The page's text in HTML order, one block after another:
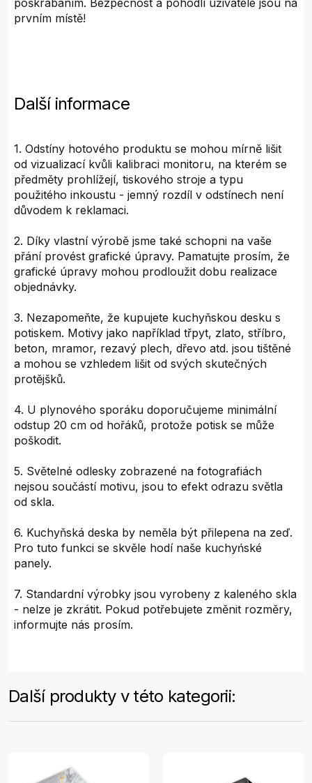
poškrábáním. Bezpečnost a pohodlí uživatele jsou na
prvním místě!
Další informace
1. Odstíny hotového produktu se mohou mírně lišit
od vizualizací kvůli kalibraci monitoru, na kterém se
předměty prohlížejí, tiskového stroje a typu
použitého inkoustu - jemný rozdíl v odstínech není
důvodem k reklamaci.
2. Díky vlastní výrobě jsme také schopni na vaše
přání provést grafické úpravy. Pamatujte prosím, že
grafické úpravy mohou prodloužit dobu realizace
objednávky.
3. Nezapomeňte, že kupujete kuchyňskou desku s
potiskem. Motivy jako například třpyt, zlato, stříbro,
beton, mramor, rezavý plech, dřevo atd. jsou tištěné
a mohou se vzhledem lišit od svých skutečných
protějšků.
4. U plynového sporáku doporučujeme minimální
odstup 20 cm od hořáků, protože potisk se může
poškodit.
5. Světelné odlesky zobrazené na fotografiách
nejsou součástí motivu, jsou to efekt odrazu světla
od skla.
6. Kuchyňská deska by neměla být přilepena na zeď.
Pro tuto funkci se skvěle hodí naše kuchyńské
panely.
7. Standardní výrobky jsou vyrobeny z kaleného skla
- nelze je zkrátit. Pokud potřebujete změnit rozměry,
informujte nás prosím.
Další produkty v této kategorii: